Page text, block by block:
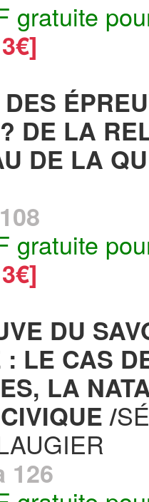
gratuite
DE LA
DE LA
gratuite
DU
: LE CAS
LA
/
126